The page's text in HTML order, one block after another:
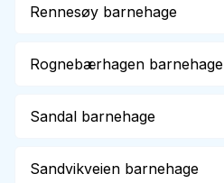
Rennesøy barnehage
Rognebærhagen barnehage
Sandal barnehage
Sandvikveien barnehage